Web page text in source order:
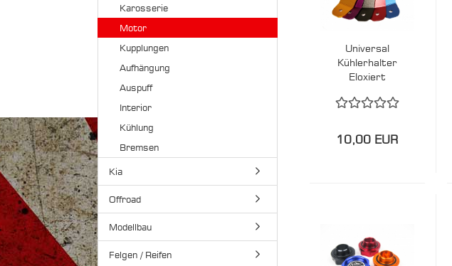
Universal
Kühlerhalter
Eloxiert
10,00 EUR
Karosserie
Motor
Kupplungen
Aufhängung
Auspuff
Interior
Kühlung
Bremsen
Kia
Offroad
Modellbau
Felgen / Reifen